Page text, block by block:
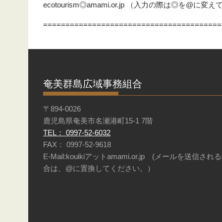
ecotourism◎amami.or.jp （入力の際は◎を@に変えて
奄美群島広域事務組合
〒894-0026
鹿児島県奄美市名瀬港町15-1 7階
TEL： 0997-52-6032
FAX： 0997-52-9618
E-Mail:kouikiアットamami.or.jp (メールを送信され
合は、@に置換してください。）